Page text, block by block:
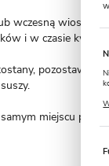
wczesną wiosną
i w czasie
miejscu przez